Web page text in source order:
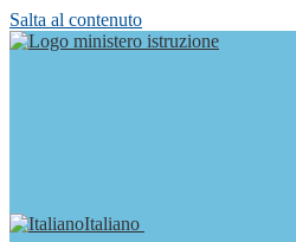
Salta al contenuto
Italiano